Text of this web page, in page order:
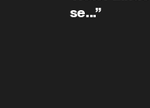
se...”